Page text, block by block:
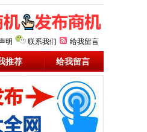
明 联系我们 给我留言
推荐 给我留言